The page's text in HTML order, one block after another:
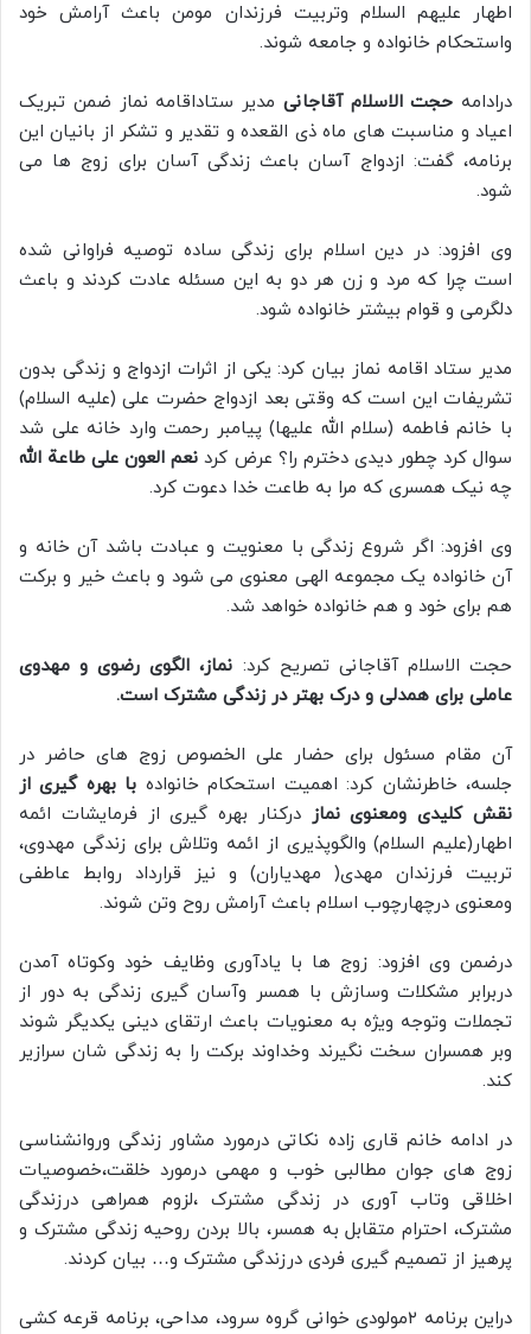
اطهار علیهم السلام وتربیت فرزندان مومن باعث آرامش خود
واستحکام خانواده و جامعه شوند.
درادامه حجت الاسلام آقاجانی مدیر ستاداقامه نماز ضمن تبریک
اعیاد و مناسبت های ماه ذی القعده و تقدیر و تشکر از بانیان این
برنامه، گفت: ازدواج آسان باعث زندگی آسان برای زوج ها می
شود.
وی افزود: در دین اسلام برای زندگی ساده توصیه فراوانی شده
است چرا که مرد و زن هر دو به این مسئله عادت کردند و باعث
دلگرمی و قوام بیشتر خانواده شود.
مدیر ستاد اقامه نماز بیان کرد: یکی از اثرات ازدواج و زندگی بدون
تشریفات این است که وقتی بعد ازدواج حضرت علی (علیه السلام)
با خانم فاطمه (سلام الله علیها) پیامبر رحمت وارد خانه علی شد
سوال کرد چطور دیدی دخترم را؟ عرض کردنعم العون علی طاعة الله
چه نیک همسری که مرا به طاعت خدا دعوت کرد.
وی افزود: اگر شروع زندگی با معنویت و عبادت باشد آن خانه و
آن خانواده یک مجموعه الهی معنوی می شود و باعث خیر و برکت
هم برای خود و هم خانواده خواهد شد.
حجت الاسلام آقاجانی تصریح کرد: نماز، الگوی رضوی و مهدوی
عاملی برای همدلی و درک بهتر در زندگی مشترک است.
آن مقام مسئول برای حضار علی الخصوص زوج های حاضر در
جلسه، خاطرنشان کرد: اهمیت استحکام خانواده با بهره گیری از
نقش کلیدی ومعنوی نماز درکنار بهره گیری از فرمایشات ائمه
اطهار(علیم السلام) والگوپذیری از ائمه وتلاش برای زندگی مهدوی،
تربیت فرزندان مهدی( مهدیاران) و نیز قرارداد روابط عاطفی
ومعنوی درچهارچوب اسلام باعث آرامش روح وتن شوند.
درضمن وی افزود: زوج ها با یادآوری وظايف خود وکوتاه آمدن
دربرابر مشکلات وسازش با همسر وآسان گیری زندگی به دور از
تجملات وتوجه ویژه به معنویات باعث ارتقای دینی یکدیگر شوند
وبر همسران سخت نگیرند وخداوند برکت را به زندگی شان سرازیر
کند.
در ادامه خانم قاری زاده نکاتی درمورد مشاور زندگی وروانشناسی
زوج های جوان مطالبی خوب و مهمی درمورد خلقت،خصوصیات
اخلاقی وتاب آوری در زندگی مشترک ،لزوم همراهی درزندگی
مشترک، احترام متقابل به همسر، بالا بردن روحیه زندگی مشترک و
پرهیز از تصمیم گیری فردی درزندگی مشترک و… بیان کردند.
دراین برنامه ۲مولودی خوانی گروه سرود، مداحی، برنامه قرعه کشی